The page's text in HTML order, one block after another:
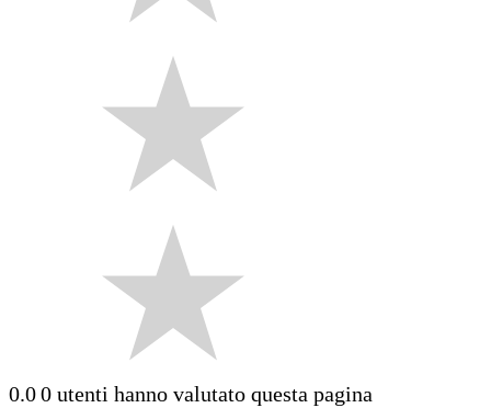
0.00 utenti hanno valutato questa pagina